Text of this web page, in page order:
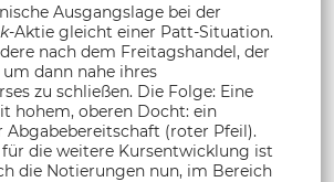
Ausgangslage bei der
-Aktie gleicht einer Patt-Situation.
nach dem Freitagshandel, der
dann nahe ihres
zu schließen. Die Folge: Eine
hohem, oberen Docht: ein
Abgabebereitschaft (roter Pfeil).
die weitere Kursentwicklung ist
die Notierungen nun, im Bereich